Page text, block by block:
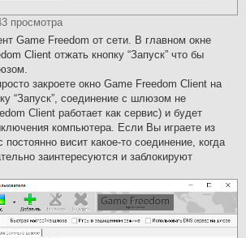
просмотра
Game Freedom от сети. В главном окне
Client отжать кнопку “Запуск” что бы
закроете окно Game Freedom Client на
“Запуск”, соединение с шлюзом не
Client работает как сервис) и будет
компьютера. Если Вы играете из
висит какое-то соединение, когда
заинтересуются и заблокируют